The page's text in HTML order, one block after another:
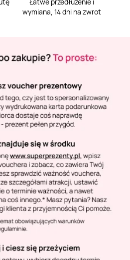
Łatwe przedłużenie i
wymiana, 14 dni na zwrot